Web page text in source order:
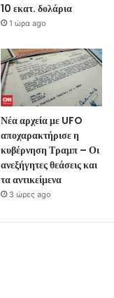
10 εκατ. δολάρια
1 ώρα ago
Νέα αρχεία με UFO
αποχαρακτήρισε η
κυβέρνηση Τραμπ – Οι
ανεξήγητες θεάσεις και
τα αντικείμενα
3 ώρες ago